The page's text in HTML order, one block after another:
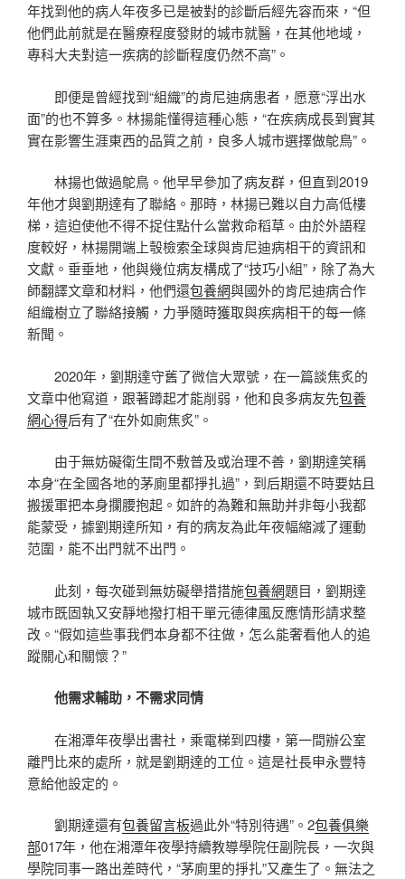
年找到他的病人年夜多已是被對的診斷后經先容而來，“但
他們此前就是在醫療程度發財的城市就醫，在其他地域，
專科大夫對這一疾病的診斷程度仍然不高”。
即便是曾經找到“組織”的肯尼迪病患者，愿意“浮出水
面”的也不算多。林揚能懂得這種心態，“在疾病成長到實其
實在影響生涯東西的品質之前，良多人城市選擇做鴕鳥”。
林揚也做過鴕鳥。他早早參加了病友群，但直到2019
年他才與劉期達有了聯絡。那時，林揚已難以自力高低樓
梯，這迫使他不得不捉住點什么當救命稻草。由於外語程
度較好，林揚開端上彀檢索全球與肯尼迪病相干的資訊和
文獻。垂垂地，他與幾位病友構成了“技巧小組”，除了為大
師翻譯文章和材料，他們還包養網與國外的肯尼迪病合作
組織樹立了聯絡接觸，力爭隨時獲取與疾病相干的每一條
新聞。
2020年，劉期達守舊了微信大眾號，在一篇談焦炙的
文章中他寫道，跟著蹲起才能削弱，他和良多病友先包養
網心得后有了“在外如廁焦炙”。
由于無妨礙衛生間不敷普及或治理不善，劉期達笑稱
本身“在全國各地的茅廁里都掙扎過”，到后期還不時要姑且
搬援軍把本身攔腰抱起。如許的為難和無助并非每小我都
能蒙受，據劉期達所知，有的病友為此年夜幅縮減了運動
范圍，能不出門就不出門。
此刻，每次碰到無妨礙舉措措施包養網題目，劉期達
城市既固執又安靜地撥打相干單元德律風反應情形請求整
改。“假如這些事我們本身都不往做，怎么能奢看他人的追
蹤關心和關懷？”
他需求輔助，不需求同情
在湘潭年夜學出書社，乘電梯到四樓，第一間辦公室
離門比來的處所，就是劉期達的工位。這是社長申永豐特
意給他設定的。
劉期達還有包養留言板過此外“特別待遇”。2包養俱樂
部017年，他在湘潭年夜學持續教導學院任副院長，一次與
學院同事一路出差時代，“茅廁里的掙扎”又產生了。無法之